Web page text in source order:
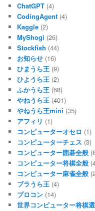
ChatGPT (4)
CodingAgent (4)
Kaggle (2)
MyShogi (26)
Stockfish (44)
お知らせ (16)
ひまうら王 (9)
ひようら王 (2)
ふかうら王 (68)
やねうら王 (401)
やねうら王mini (35)
アフィリ (1)
コンピューターオセロ (1)
コンピューターチェス (3)
コンピューター囲碁全般
コンピューター将棋全般
コンピューター麻雀全般
ブラうら王 (4)
プロコン (14)
世界コンピューター将棋